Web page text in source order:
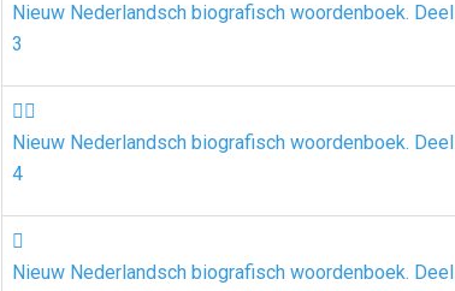
Nieuw Nederlandsch biografisch woordenboek. Deel
3

Nieuw Nederlandsch biografisch woordenboek. Deel
4

Nieuw Nederlandsch biografisch woordenboek. Deel